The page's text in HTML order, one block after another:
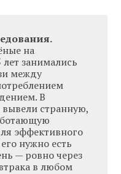
на
занимались
между
В
вывели странную,
эффективного
нужно есть
— ровно через
в любом